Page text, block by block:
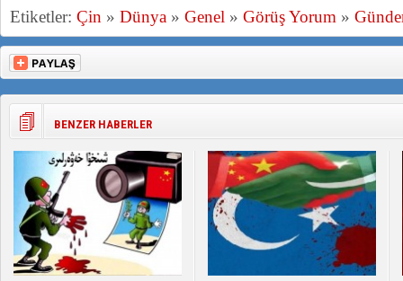
Etiketler: Çin » Dünya » Genel » Görüş Yorum »
BENZER HABERLER